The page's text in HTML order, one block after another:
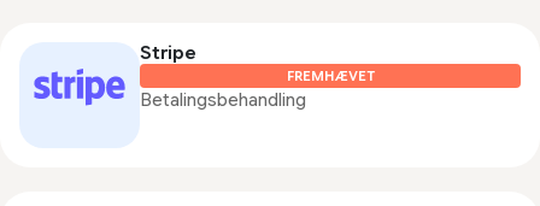
Stripe
FREMHÆVET
Betalingsbehandling